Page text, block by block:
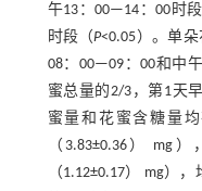
午13：00—14：00时
时段（P<0.05）。单
08：00—09：00和中
蜜总量的2/3，第1天
蜜量和花蜜含糖量均
（3.83±0.36） mg
（1.12±0.17） mg）